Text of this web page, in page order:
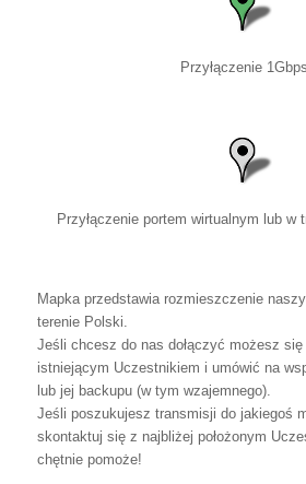
Przyłączenie 1Gbps
Przyłączenie portem wirtualnym lub w
Mapka przedstawia rozmieszczenie
terenie Polski.
Jeśli chcesz do nas dołączyć możesz
istniejącym Uczestnikiem i umówić na
lub jej backupu (w tym wzajemnego).
Jeśli poszukujesz transmisji do jakiegoś
skontaktuj się z najbliżej położonym
chętnie pomoże!